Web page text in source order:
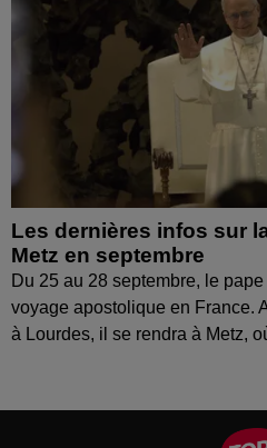
Les dernières infos sur
Metz en septembre
Du 25 au 28 septembre, le
voyage apostolique en France.
à Lourdes, il se rendra à Metz,